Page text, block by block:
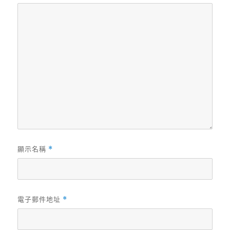
顯示名稱 *
電子郵件地址 *